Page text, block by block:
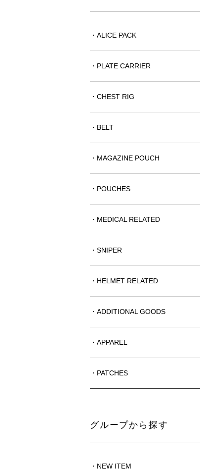
・ALICE PACK
・PLATE CARRIER
・CHEST RIG
・BELT
・MAGAZINE POUCH
・POUCHES
・MEDICAL RELATED
・SNIPER
・HELMET RELATED
・ADDITIONAL GOODS
・APPAREL
・PATCHES
グループから探す
・NEW ITEM